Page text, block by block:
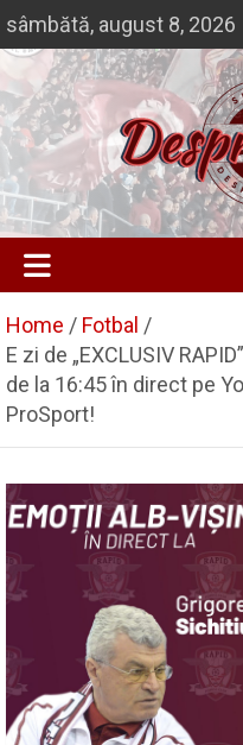
Skip
to
content
sâmbătă, august 8, 2026
Despre Rapid
Si doar … despre Rapid
Home
Fotbal
E zi de „EXCLUSIV
de la 16:45 în direct pe
ProSport!